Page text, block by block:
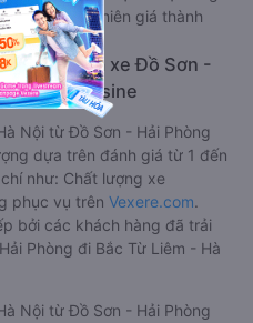
nghi. Tất nhiên giá thành
loại khác.
giá nhà xe Đồ Sơn -
Nội limousine
Nội từ Đồ Sơn - Hải Phòng
dựa trên đánh giá từ 1 đến
như: Chất lượng xe
phục vụ trên Vexere.com.
bởi các khách hàng đã trải
Phòng đi Bắc Từ Liêm - Hà
Nội từ Đồ Sơn - Hải Phòng